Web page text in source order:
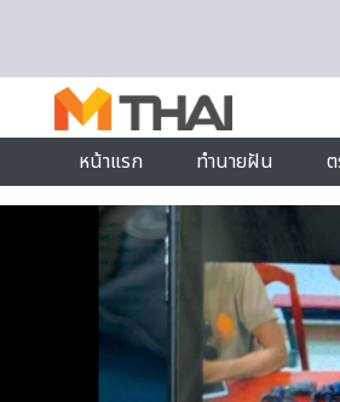
หน้าแรก
ทำนายฝัน